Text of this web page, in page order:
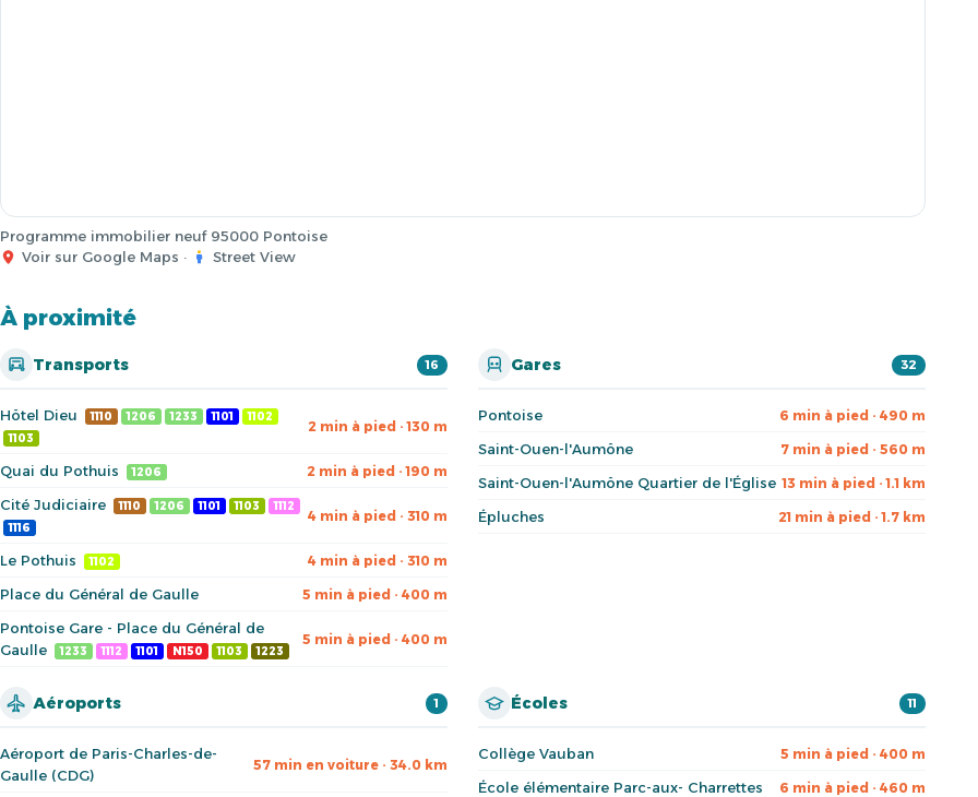
Programme immobilier neuf 95000 Pontoise
Voir sur Google Maps · Street View
À proximité
Transports 16
Hôtel Dieu 1110 1206 1233 1101
1102
1103
2 min à pied · 130 m
Quai du Pothuis 1206 2 min à pied · 190 m
Cité Judiciaire 1110 1206 1101 1103
1112
1116
4 min à pied · 310 m
Le Pothuis 1102 4 min à pied · 310 m
Place du Général de Gaulle 5 min à pied · 400 m
Pontoise Gare - Place du Général de
Gaulle
1233 1112 1101 N150 1103 1223
5 min à pied · 400 m
Gares 32
Pontoise 6 min à pied · 490 m
Saint-Ouen-l'Aumône 7 min à pied · 560 m
Saint-Ouen-l'Aumône Quartier de l'Église 13 min à pied · 1.1 km
Épluches 21 min à pied · 1.7 km
Aéroports 1
Aéroport de Paris-Charles-de-
Gaulle (CDG)
57 min en voiture · 34.0 km
Écoles 11
Collège Vauban 5 min à pied · 400 m
École élémentaire Parc-aux- Charrettes 6 min à pied · 460 m